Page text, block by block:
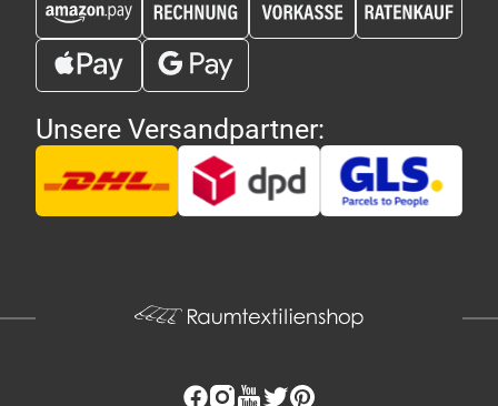
Unsere Versandpartner: